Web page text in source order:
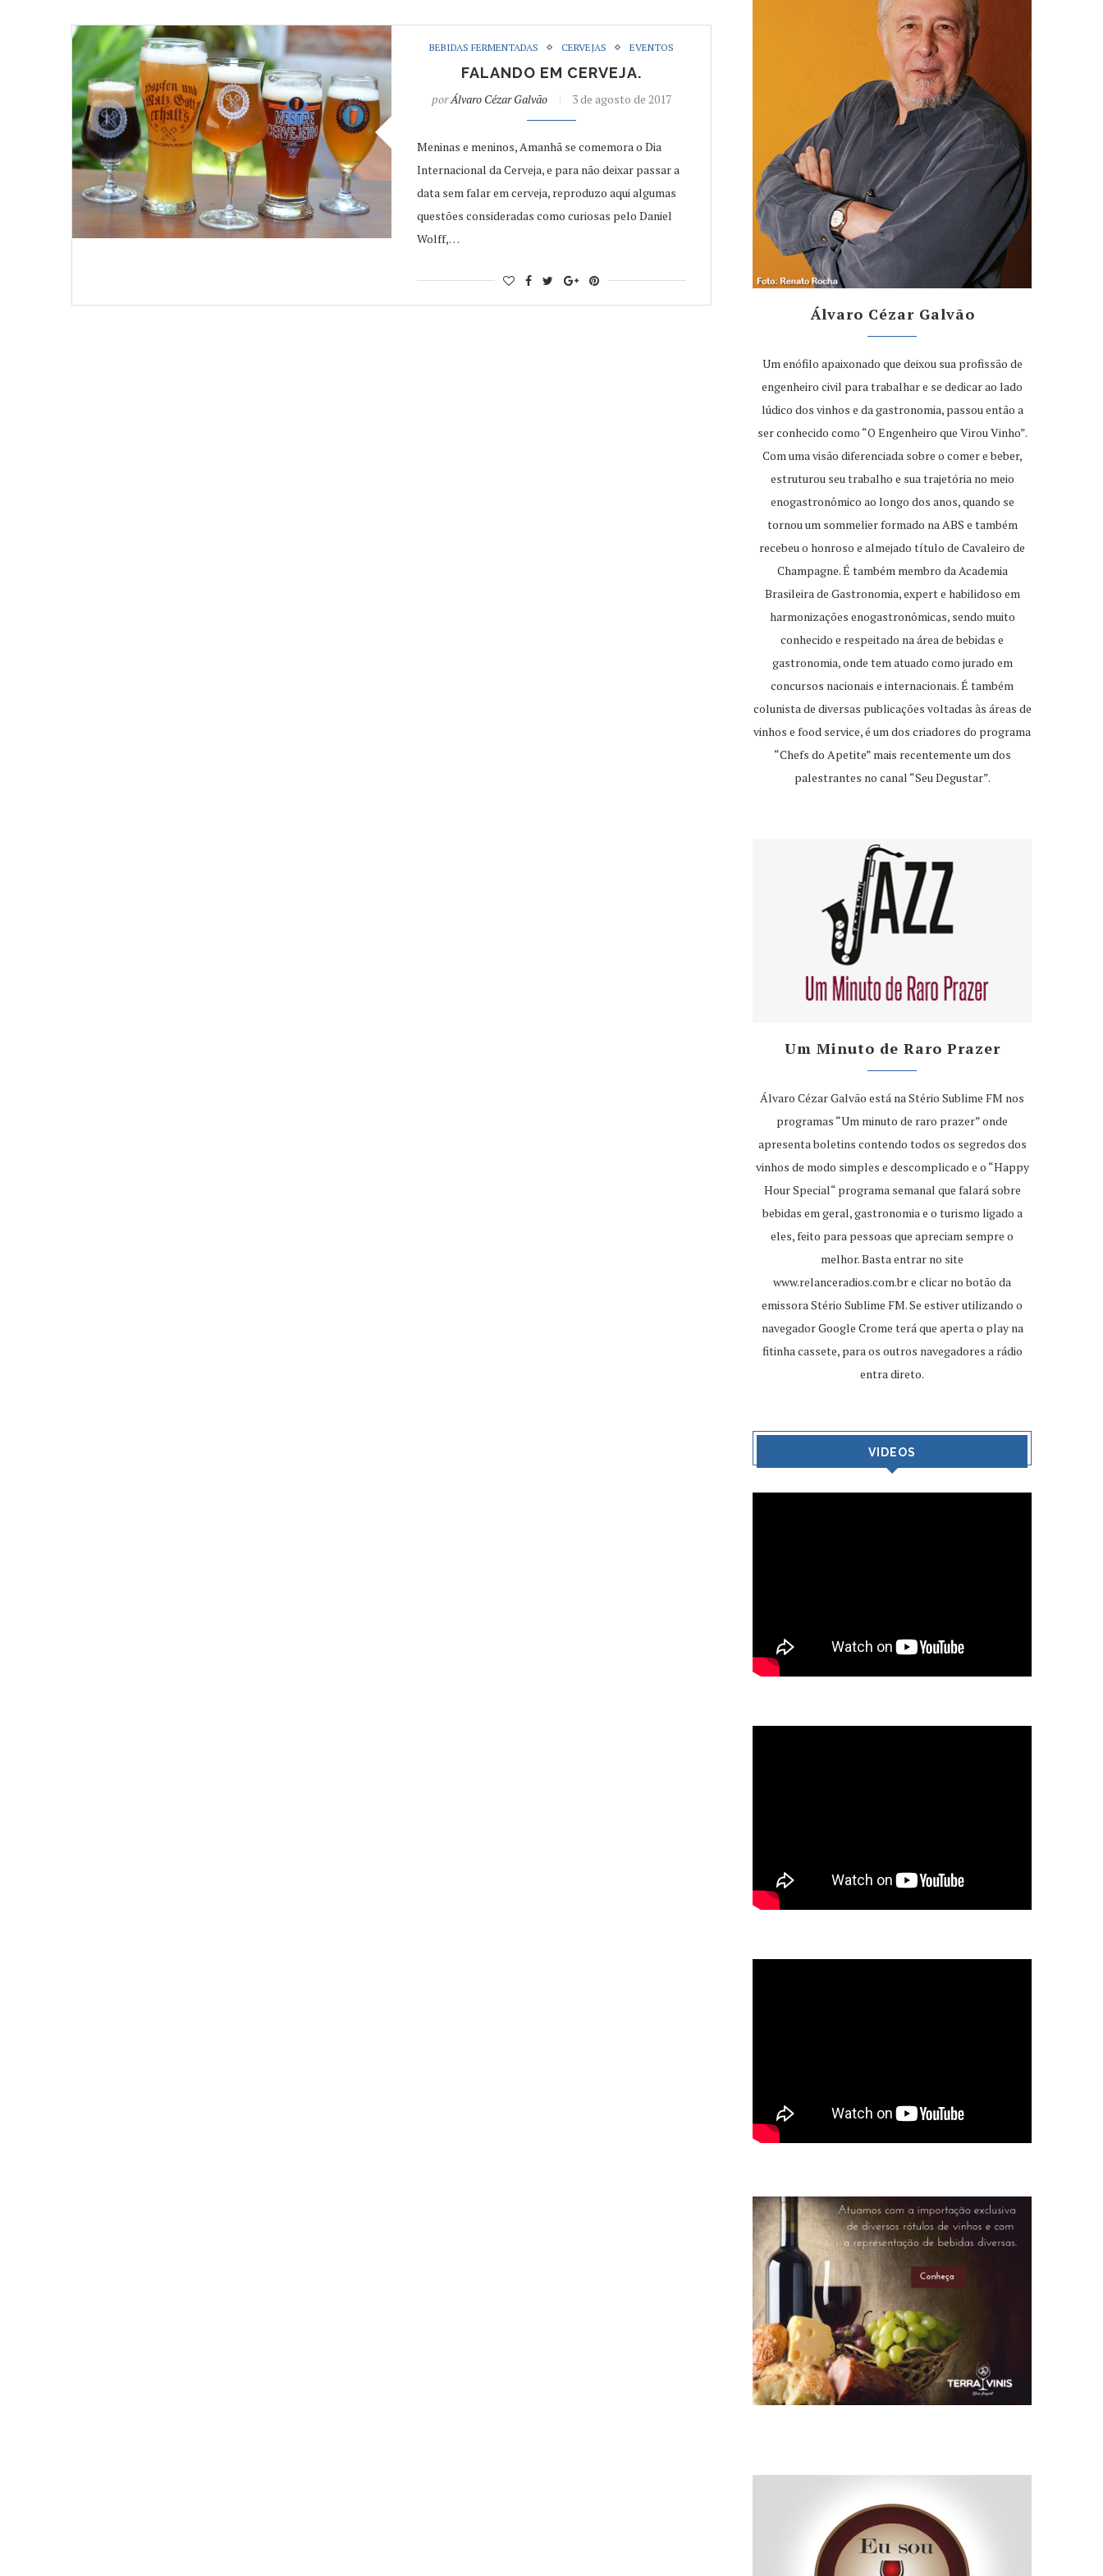
BEBIDAS FERMENTADAS CERVEJAS EVENTOS
FALANDO EM CERVEJA.
porÁlvaro Cézar Galvão 3 de agosto de 2017
Meninas e meninos, Amanhã se comemora o Dia
Internacional da Cerveja, e para não deixar passar a
data sem falar em cerveja, reproduzo aqui algumas
questões consideradas como curiosas pelo Daniel
Wolff,…
Álvaro Cézar Galvão
Um enófilo apaixonado que deixou sua profissão de
engenheiro civil para trabalhar e se dedicar ao lado
lúdico dos vinhos e da gastronomia, passou então a
ser conhecido como “O Engenheiro que Virou Vinho”.
Com uma visão diferenciada sobre o comer e beber,
estruturou seu trabalho e sua trajetória no meio
enogastronômico ao longo dos anos, quando se
tornou um sommelier formado na ABS e também
recebeu o honroso e almejado título de Cavaleiro de
Champagne. É também membro da Academia
Brasileira de Gastronomia, expert e habilidoso em
harmonizações enogastronômicas, sendo muito
conhecido e respeitado na área de bebidas e
gastronomia, onde tem atuado como jurado em
concursos nacionais e internacionais. É também
colunista de diversas publicações voltadas às áreas de
vinhos e food service, é um dos criadores do programa
“Chefs do Apetite” mais recentemente um dos
palestrantes no canal “Seu Degustar”.
Um Minuto de Raro Prazer
Álvaro Cézar Galvão está na Stério Sublime FM nos
programas “Um minuto de raro prazer” onde
apresenta boletins contendo todos os segredos dos
vinhos de modo simples e descomplicado e o “Happy
Hour Special“ programa semanal que falará sobre
bebidas em geral, gastronomia e o turismo ligado a
eles, feito para pessoas que apreciam sempre o
melhor. Basta entrar no site
www.relanceradios.com.bre clicar no botão da
emissora Stério Sublime FM. Se estiver utilizando o
navegador Google Crome terá que aperta o play na
fitinha cassete, para os outros navegadores a rádio
entra direto.
VIDEOS